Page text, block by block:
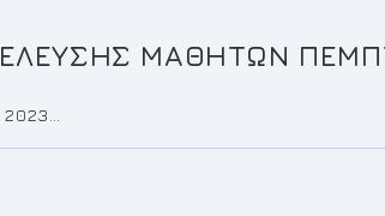
ΜΑΘΗΤΩΝ